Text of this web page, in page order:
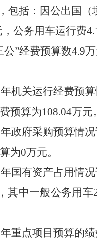
包括：因公出国
公务用车运行费
”经费预算数4.9
机关运行经费预算
预算为108.04万元。
政府采购预算情况
为0万元。
国有资产占用情况
其中一般公务用
重点项目预算的